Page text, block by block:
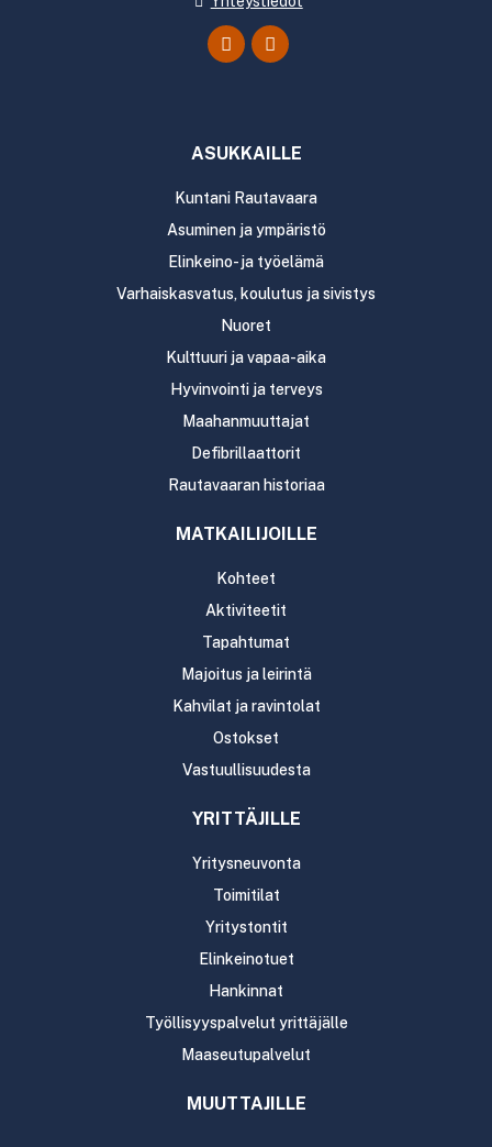
ASUKKAILLE
Kuntani Rautavaara
Asuminen ja ympäristö
Elinkeino- ja työelämä
Varhaiskasvatus, koulutus ja sivistys
Nuoret
Kulttuuri ja vapaa-aika
Hyvinvointi ja terveys
Maahanmuuttajat
Defibrillaattorit
Rautavaaran historiaa
MATKAILIJOILLE
Kohteet
Aktiviteetit
Tapahtumat
Majoitus ja leirintä
Kahvilat ja ravintolat
Ostokset
Vastuullisuudesta
YRITTÄJILLE
Yritysneuvonta
Toimitilat
Yritystontit
Elinkeinotuet
Hankinnat
Työllisyyspalvelut yrittäjälle
Maaseutupalvelut
MUUTTAJILLE